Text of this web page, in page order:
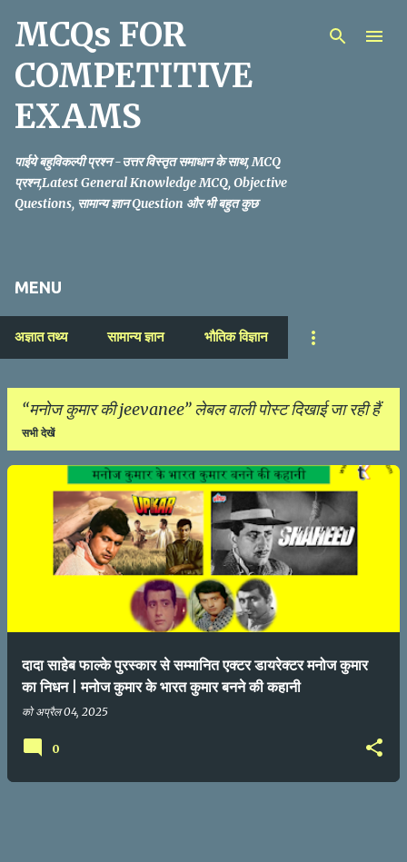
सीधे मुख्य सामग्री पर जाएं
MCQs FOR
COMPETITIVE
EXAMS
पाईये बहुविकल्पी प्रश्न -उत्तर विस्तृत समाधान के साथ, MCQ
प्रश्न,Latest General Knowledge MCQ, Objective
Questions, सामान्य ज्ञान Question और भी बहुत कुछ
MENU
अज्ञात तथ्य सामान्य ज्ञान भौतिक विज्ञान
मनोज कुमार की jeevanee लेबल वाली पोस्ट दिखाई जा रही हैं
सभी देखें
दादा साहेब फाल्के पुरस्कार से सम्मानित एक्टर डायरेक्टर मनोज कुमार
का निधन | मनोज कुमार के भारत कुमार बनने की कहानी
कोअप्रैल 04, 2025
0